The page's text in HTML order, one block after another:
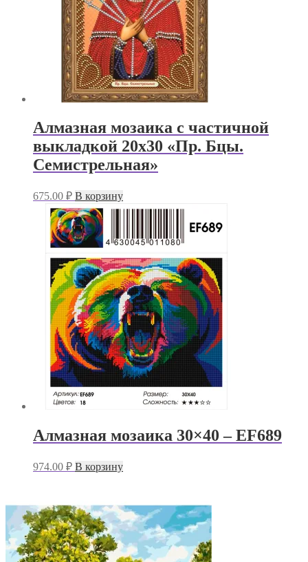
Алмазная мозаика с частичной
выкладкой 20х30 «Пр. Бцы.
Семистрельная»
675.00 ₽ В корзину
Алмазная мозаика 30×40 – EF689
974.00 ₽ В корзину